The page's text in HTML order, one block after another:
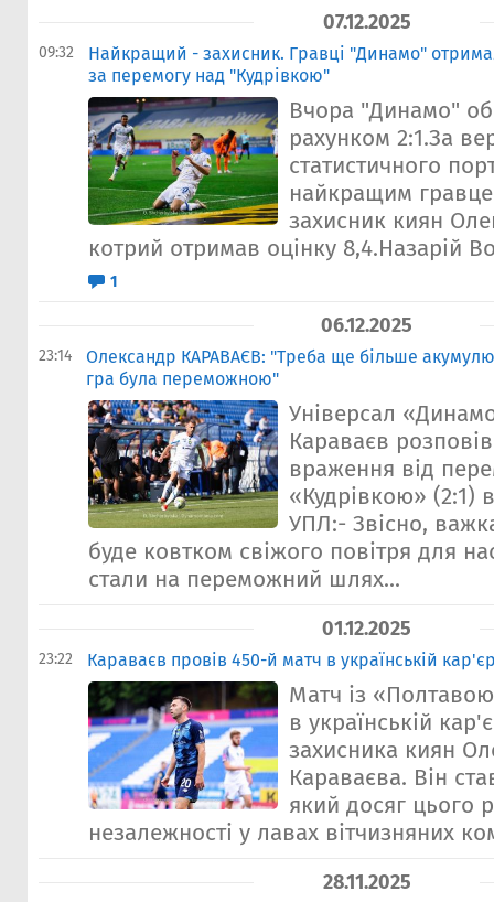
07.12.2025
09:32
Найкращий - захисник. Гравці "Динамо"
за перемогу над "Кудрівкою"
Вчора "Динамо"
рахунком 2:1.За
статистичного
найкращим
захисник киян
котрий отримав оцінку 8,4.Назарій
1
06.12.2025
23:14
Олександр КАРАВАЄВ: "Треба ще більше
гра була переможною"
Універсал
Караваєв
враження від
«Кудрівкою» (2:1)
УПЛ:- Звісно,
буде ковтком свіжого повітря для
стали на переможний шлях...
01.12.2025
23:22 Караваєв провів 450-й матч в українській
Матч із
в українській
захисника киян
Караваєва. Він
який досяг цього
незалежності у лавах вітчизняних
28.11.2025